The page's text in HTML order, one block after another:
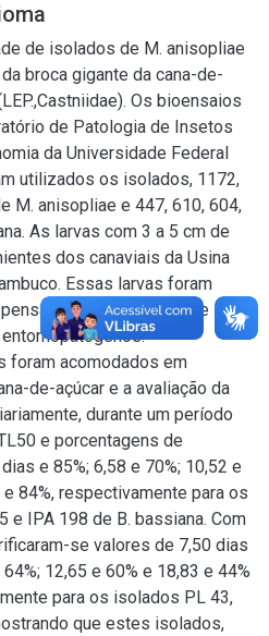
de isolados de M. anisopliae
broca gigante da cana-de-
Os bioensaios
de Patologia de Insetos
da Universidade Federal
utilizados os isolados, 1172,
M. anisopliae e 447, 610, 604,
As larvas com 3 a 5 cm de
dos canaviais da Usina
Essas larvas foram
na concentração de 5x10
foram acomodados em
de-açúcar e a avaliação da
durante um período
e porcentagens de
e 85%; 6,58 e 70%; 10,52 e
84%, respectivamente para os
e IPA 198 de B. bassiana. Com
se valores de 7,50 dias
12,65 e 60% e 18,83 e 44%
para os isolados PL 43,
que estes isolados,